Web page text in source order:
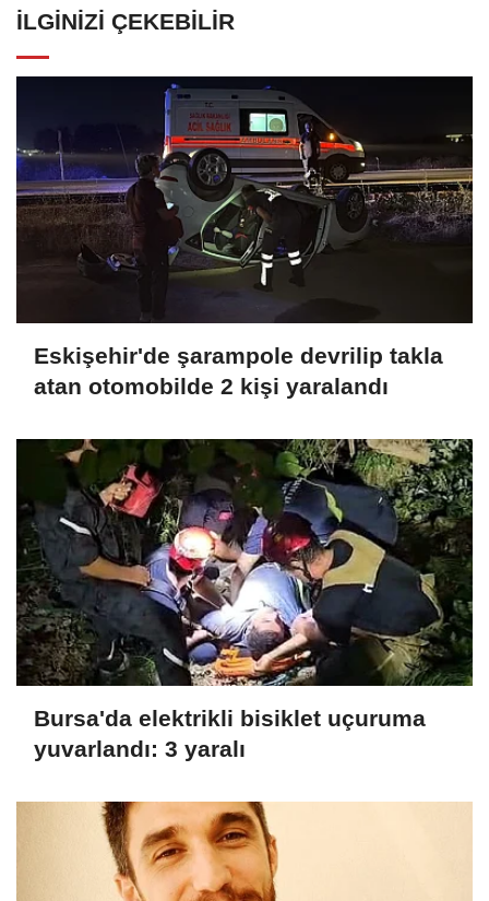
İLGINIZI ÇEKEBILIR
Eskişehir'de şarampole devrilip takla
atan otomobilde 2 kişi yaralandı
Bursa'da elektrikli bisiklet uçuruma
yuvarlandı: 3 yaralı